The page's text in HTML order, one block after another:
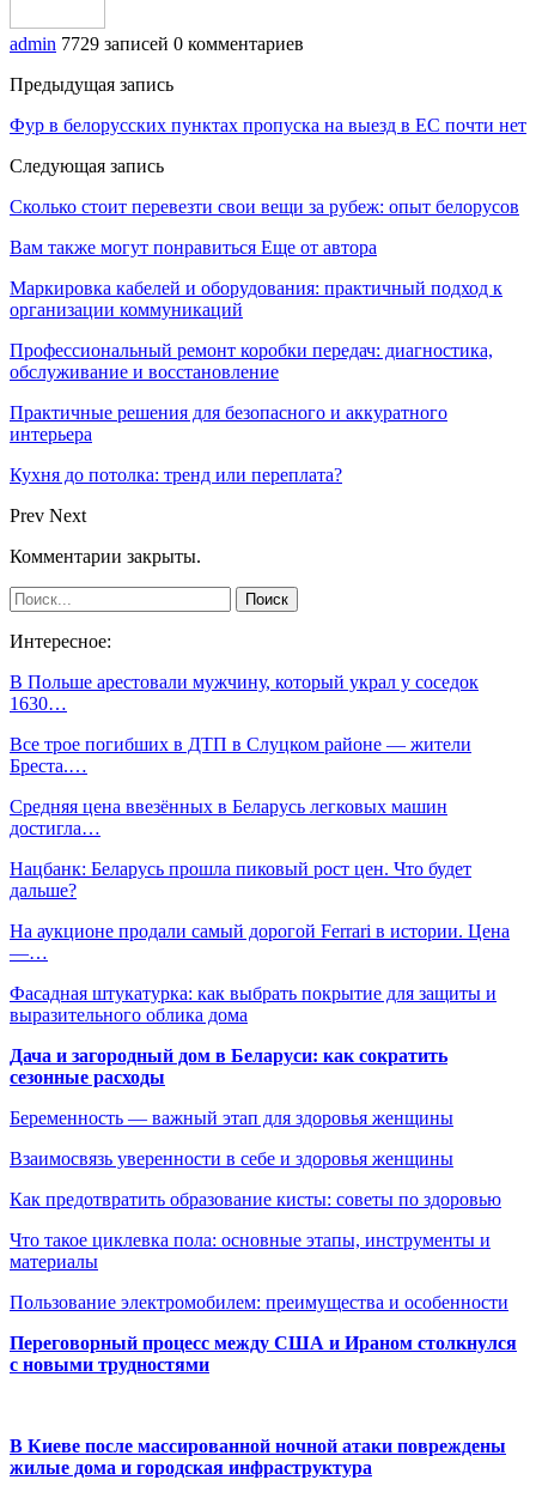
admin 7729 записей 0 комментариев
Предыдущая запись
Фур в белорусских пунктах пропуска на выезд в ЕС почти нет
Следующая запись
Сколько стоит перевезти свои вещи за рубеж: опыт белорусов
Вам также могут понравиться Еще от автора
Маркировка кабелей и оборудования: практичный подход к
организации коммуникаций
Профессиональный ремонт коробки передач: диагностика,
обслуживание и восстановление
Практичные решения для безопасного и аккуратного
интерьера
Кухня до потолка: тренд или переплата?
Prev Next
Комментарии закрыты.
Интересное:
В Польше арестовали мужчину, который украл у соседок
1630…
Все трое погибших в ДТП в Слуцком районе — жители
Бреста.…
Средняя цена ввезённых в Беларусь легковых машин
достигла…
Нацбанк: Беларусь прошла пиковый рост цен. Что будет
дальше?
На аукционе продали самый дорогой Ferrari в истории. Цена
―…
Фасадная штукатурка: как выбрать покрытие для защиты и
выразительного облика дома
Дача и загородный дом в Беларуси: как сократить
сезонные расходы
Беременность — важный этап для здоровья женщины
Взаимосвязь уверенности в себе и здоровья женщины
Как предотвратить образование кисты: советы по здоровью
Что такое циклевка пола: основные этапы, инструменты и
материалы
Пользование электромобилем: преимущества и особенности
Переговорный процесс между США и Ираном столкнулся
с новыми трудностями
В Киеве после массированной ночной атаки повреждены
жилые дома и городская инфраструктура